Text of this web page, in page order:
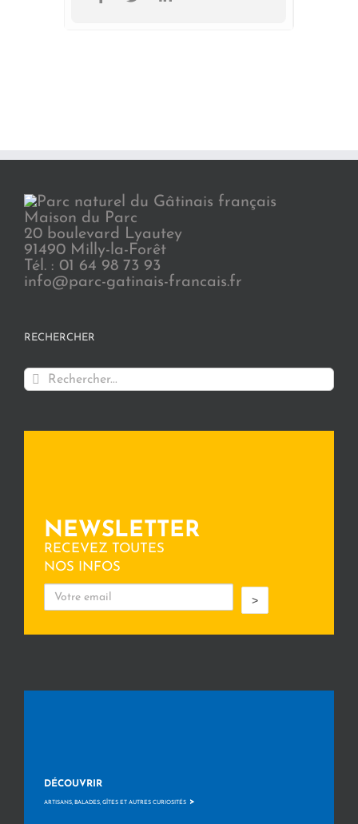
Maison du Parc
20 boulevard Lyautey
91490 Milly-la-Forêt
Tél. : 01 64 98 73 93
info@parc-gatinais-francais.fr
RECHERCHER
Rechercher:
NEWSLETTER
RECEVEZ TOUTES
NOS INFOS
>
DÉCOUVRIR
ARTISANS, BALADES, GÎTES ET AUTRES CURIOSITÉS >